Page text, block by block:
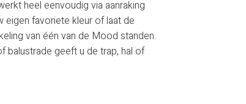
heel eenvoudig via aanraking
eigen favoriete kleur of laat de
van één van de Mood standen.
balustrade geeft u de trap, hal of